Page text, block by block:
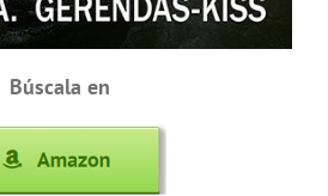
Búscala en